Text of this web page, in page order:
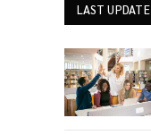
LAST UPDATE